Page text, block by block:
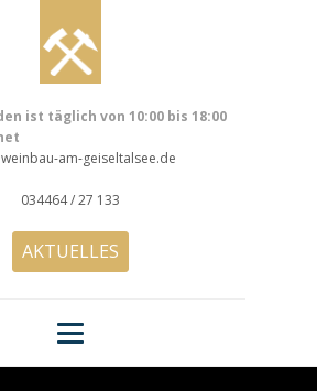
ist täglich von 10:00 bis 18:00
am-geiseltalsee.de
034464 / 27 133
AKTUELLES